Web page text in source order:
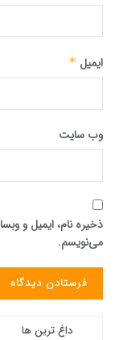
ایمیل *
وب‌ سایت
ذخیره نام، ایمیل و
می‌نویسم.
داغ ترین ها